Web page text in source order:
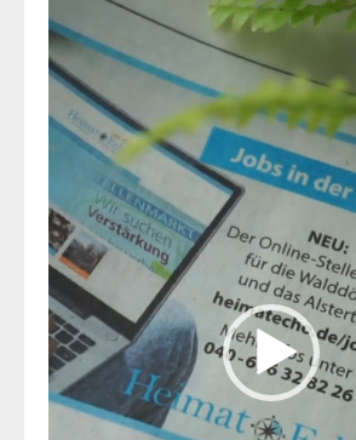
Player